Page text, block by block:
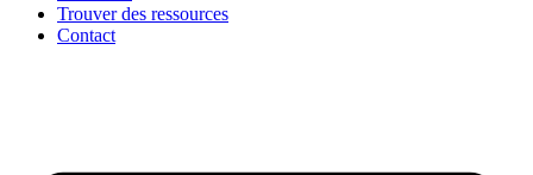
Trouver des ressources
Contact